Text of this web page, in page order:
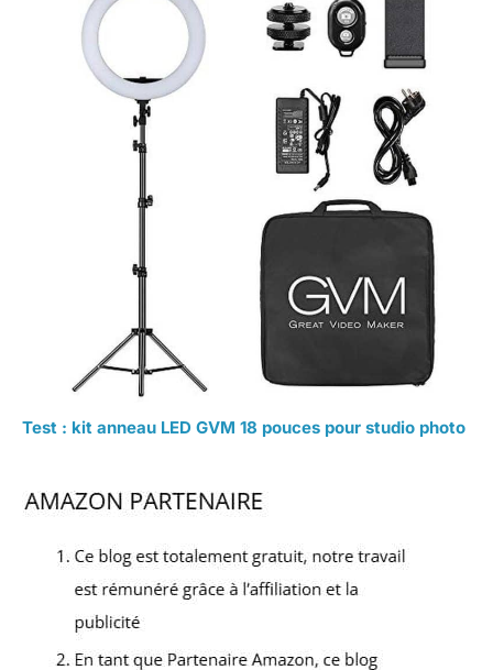
Test : kit anneau LED GVM 18 pouces pour studio photo